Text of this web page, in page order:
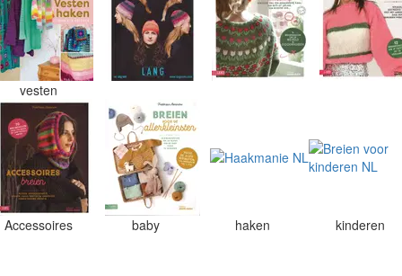
vesten
Accessoires baby haken kinderen